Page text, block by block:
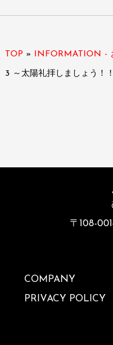
TOP » INFORMATION -
3 ～太陽礼拝しましょう！
〒108-
COMPANY
PRIVACY POLICY